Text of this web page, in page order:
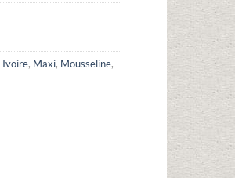
Ivoire, Maxi, Mousseline,